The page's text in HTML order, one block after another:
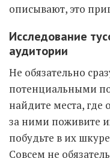
описывают, это
Исследование
аудитории
Не обязательно
потенциальными
найдите места,
за ними поживите
побудьте в их
Совсем не